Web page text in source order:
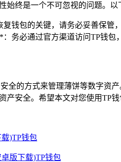
始终是一个不可忽视的问题。以
钱包的关键，请务必妥善保
务必通过官方渠道访问TP钱
全的方式来管理薄饼等数字资
产安全。希望本文对您使用TP
)TP钱包
版下载)TP钱包